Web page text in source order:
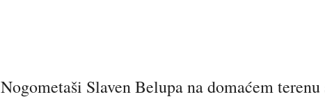
Nogometaši Slaven Belupa na domaćem